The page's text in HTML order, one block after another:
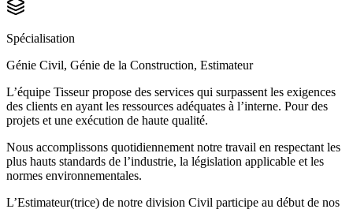
Spécialisation
Génie Civil, Génie de la Construction, Estimateur
L’équipe Tisseur propose des services qui surpassent les exigences
des clients en ayant les ressources adéquates à l’interne. Pour des
projets et une exécution de haute qualité.
Nous accomplissons quotidiennement notre travail en respectant les
plus hauts standards de l’industrie, la législation applicable et les
normes environnementales.
L’Estimateur(trice) de notre division Civil participe au début de nos